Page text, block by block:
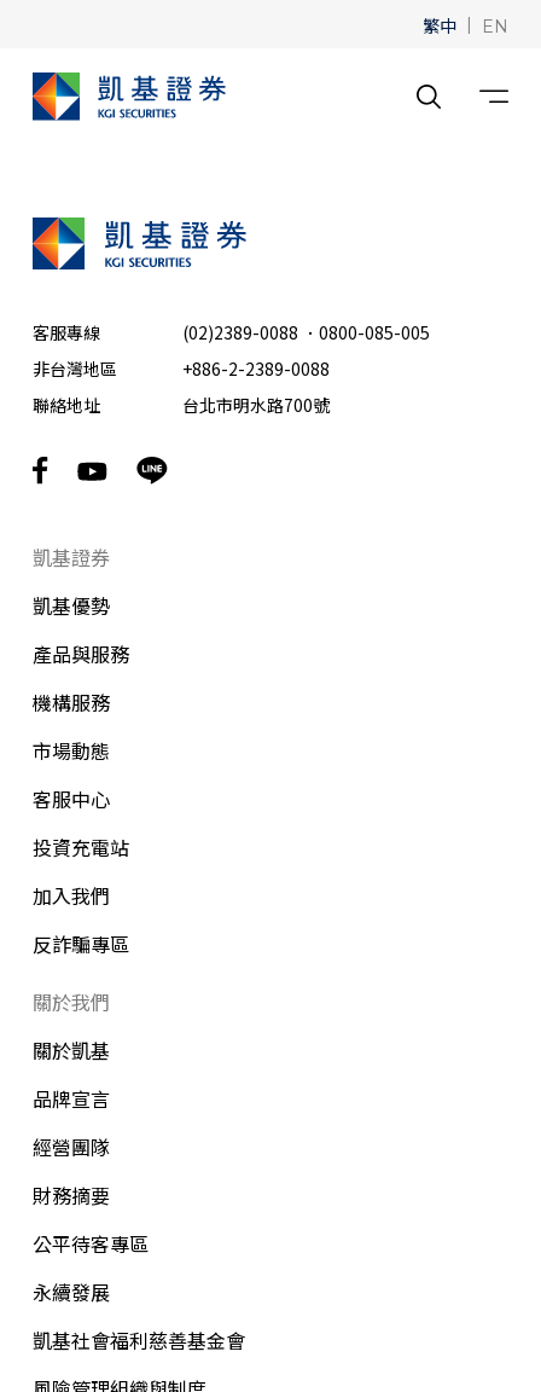
繁中 | EN
客服專線 (02)2389-0088 ． 0800-085-005
非台灣地區
+886-2-2389-0088
聯絡地址
台北市明水路700號
凱基證券
凱基優勢
產品與服務
機構服務
市場動態
客服中心
投資充電站
加入我們
反詐騙專區
關於我們
關於凱基
品牌宣言
經營團隊
財務摘要
公平待客專區
永續發展
凱基社會福利慈善基金會